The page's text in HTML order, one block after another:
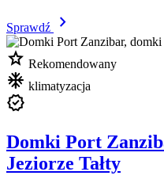
Sprawdź
chevron_right
star Rekomendowany
mode_cool klimatyzacja
verified
Domki Port
Jeziorze Tałty